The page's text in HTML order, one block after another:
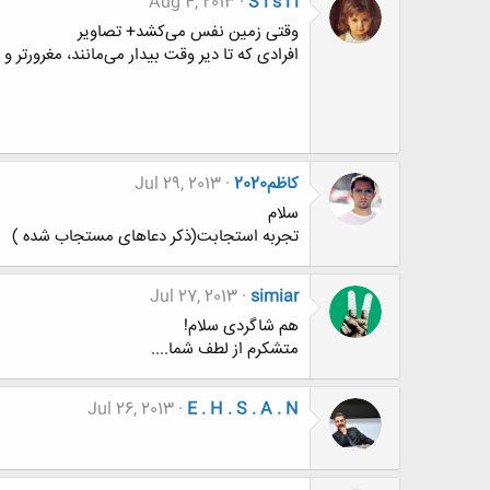
وقتی زمین نفس می‌کشد‌+ تصاویر
افرادی که تا دیر وقت بیدار می‌مانند، مغرورتر و
کاظم2020
Jul 29, 2013
سلام
تجربه استجابت(ذکر دعاهای مستجاب شده )
simiar
Jul 27, 2013
هم شاگردی سلام!
متشکرم از لطف شما....
E . H . S . A . N
Jul 26, 2013